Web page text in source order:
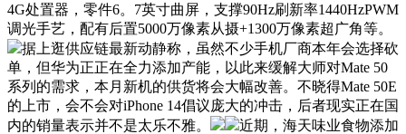
4G处置器，零件6。7英寸曲屏，支撑90Hz刷新率1440HzPWM
调光手艺，配有后置5000万像素从摄+1300万像素超广角等。
据上逛供应链最新动静称，虽然不少手机厂商本年会选择砍
单，但华为正正在全力添加产能，以此来缓解大师对Mate 50
系列的需求，本月新机的供货将会大幅改善。不晓得Mate 50E
的上市，会不会对iPhone 14倡议庞大的冲击，后者现实正在国
内的销量表示并不是太乐不雅。
近期，海天味业食物添加